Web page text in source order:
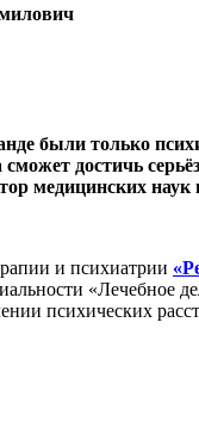
были только
сможет достичь
медицинских
и психиатрии
«Лечебное
психических